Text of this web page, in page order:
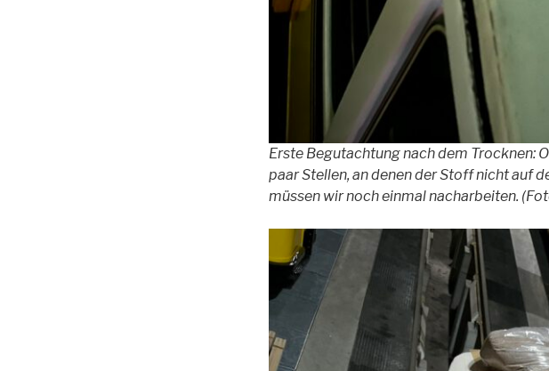
Erste Begutachtung nach dem Trocknen:
paar Stellen, an denen der Stoff nicht auf
müssen wir noch einmal nacharbeiten.